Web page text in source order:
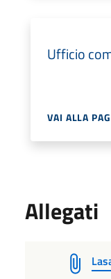
Ufficio
VAI ALLA
Allegati